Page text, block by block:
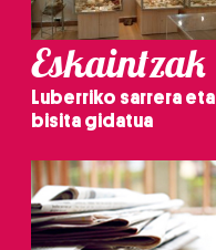
Eskaintzak
Luberriko sarrera eta
bisita gidatua